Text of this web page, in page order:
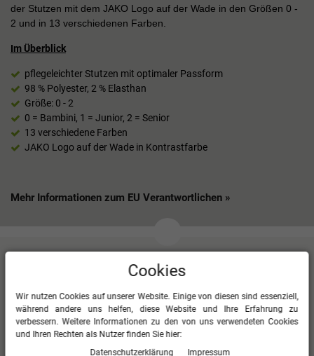
der Stutzen mit dem JAKO Logo auf der Wade in den Größen 0 -
2 und in 13 verschiedenen Farben.
Im Überblick
pflegeleichter Stutzen mit optimaler Passform
98 % Polyester, 2 % Elasthan
Größe: 0 - 2
0 = Bambini, 1 = Junior, 2 = Senior
13 verschiedene Farben
JAKO Logo auf der Wade in Kontrastfarbe
Mehr Informationen zum EU Verantwortlichen »
5
1
4
2
3
0
0
Cookies
Wir nutzen Cookies auf unserer Website. Einige von diesen sind essenziell,
während andere uns helfen, diese Website und Ihre Erfahrung zu
verbessern. Weitere Informationen zu den von uns verwendeten Cookies
und Ihren Rechten als Nutzer finden Sie hier:
Daten­schutz­erklärung
Impressum